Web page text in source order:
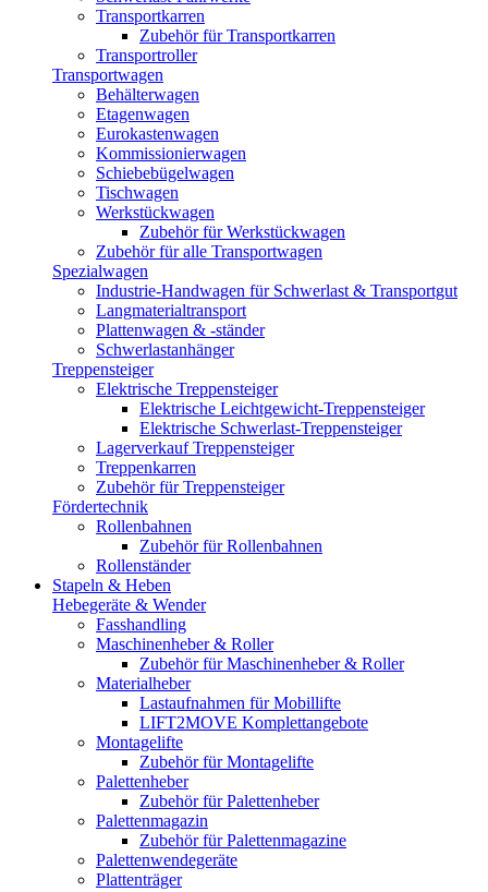
Transportkarren
Zubehör für Transportkarren
Transportroller
Transportwagen
Behälterwagen
Etagenwagen
Eurokastenwagen
Kommissionierwagen
Schiebebügelwagen
Tischwagen
Werkstückwagen
Zubehör für Werkstückwagen
Zubehör für alle Transportwagen
Spezialwagen
Industrie-Handwagen für Schwerlast & Transportgut
Langmaterialtransport
Plattenwagen & -ständer
Schwerlastanhänger
Treppensteiger
Elektrische Treppensteiger
Elektrische Leichtgewicht-Treppensteiger
Elektrische Schwerlast-Treppensteiger
Lagerverkauf Treppensteiger
Treppenkarren
Zubehör für Treppensteiger
Fördertechnik
Rollenbahnen
Zubehör für Rollenbahnen
Rollenständer
Stapeln & Heben
Hebegeräte & Wender
Fasshandling
Maschinenheber & Roller
Zubehör für Maschinenheber & Roller
Materialheber
Lastaufnahmen für Mobillifte
LIFT2MOVE Komplettangebote
Montagelifte
Zubehör für Montagelifte
Palettenheber
Zubehör für Palettenheber
Palettenmagazin
Zubehör für Palettenmagazine
Palettenwendegeräte
Plattenträger